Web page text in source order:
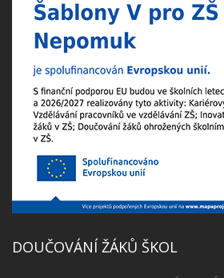
DOUČOVÁNÍ ŽÁKŮ ŠKOL